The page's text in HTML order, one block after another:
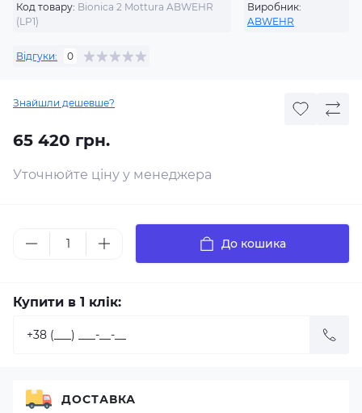
Код товару: Bionica 2 Mottura ABWEHR
(LP1)
Виробник:
ABWEHR
Відгуки: 0
Знайшли дешевше?
65 420 грн.
Уточнюйте ціну у менеджера
До кошика
Купити в 1 клік:
ДОСТАВКА